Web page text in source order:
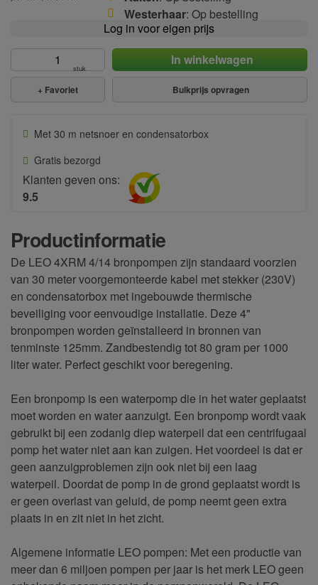
Westerhaar: Op bestelling
Log in voor eigen prijs
stuk
In winkelwagen
Bulkprijs opvragen
+ Favoriet
Met 30 m netsnoer en condensatorbox
Gratis bezorgd
Klanten geven ons:
9.5
Productinformatie
De LEO 4XRM 4/14 bronpompen zijn standaard voorzien
van 30 meter voorgemonteerde kabel met stekker (230V)
en condensatorbox met ingebouwde thermische
beveiliging voor eenvoudige installatie. Deze 4"
bronpompen worden geïnstalleerd in bronnen van
tenminste 125mm. Zandbestendig tot 80 gram per 1000
liter water. Perfect geschikt voor beregening.
Een bronpomp is een waterpomp die in het water geplaatst
moet worden en water aanzuigt. Een bronpomp wordt vaak
gebruikt bij een zodanig diep waterpeil dat een centrifugaal
pomp het water niet aan kan zuigen. Het voordeel is dat er
geen aanzuigproblemen zijn ook niet bij een laag
waterpeil. Doordat de pomp in de grond geplaatst wordt is
er geen overlast van geluid, de pomp neemt geen extra
plaats in en zit niet in het zicht.
Algemene informatie LEO pompen: Met een productie van
meer dan 6 miljoen pompen per jaar is het merk LEO geen